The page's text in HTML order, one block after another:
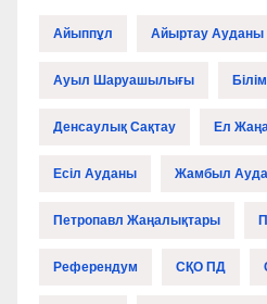
Айыппұл Айыртау Ауданы
Ауыл Шаруашылығы
Денсаулық Сақтау Ел
Есіл Ауданы Жамбыл
Петропавл Жаңалықтары
Референдум СҚО ПД